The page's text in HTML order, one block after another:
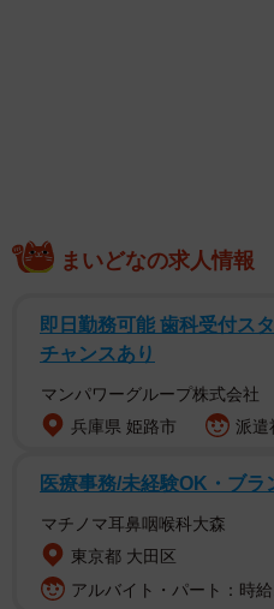
【福井梨莉華さんプロフィー
ふくい・りりか 2005年1
リーサイズ：B90 W59 H86
まいどなの求人情報
即日勤務可能 歯科受付ス
チャンスあり
マンパワーグループ株式会社
兵庫県 姫路市
派遣
医療事務/未経験OK・ブラ
マチノマ耳鼻咽喉科大森
東京都 大田区
アルバイト・パート：時